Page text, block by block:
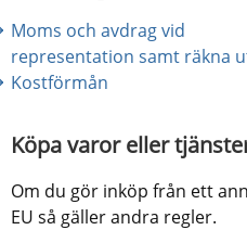
Moms och avdrag vid
representation samt räkna
Kostförmån
Köpa varor eller
Om du gör inköp från ett
EU så gäller andra regler.